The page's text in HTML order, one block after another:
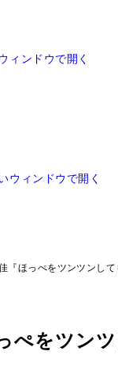
ィンドウで開く
ウィンドウで開く
『ほっぺをツンツンして
ぺをツン